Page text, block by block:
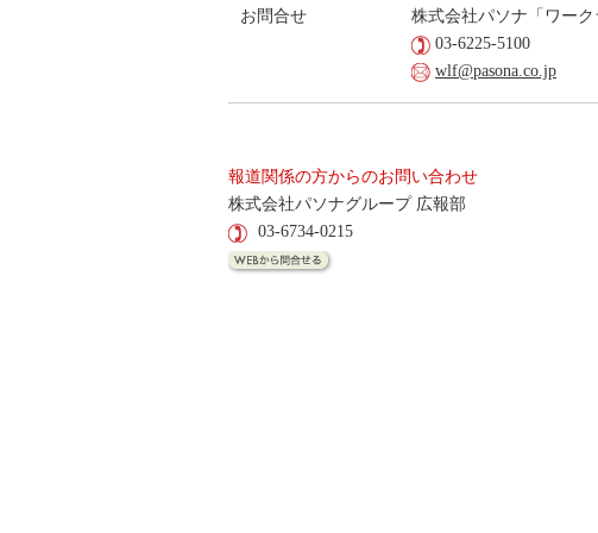
お問合せ
株式会社パソナ「ワー
03-6225-5100
wlf@pasona.co.jp
報道関係の方からのお問い合わせ
株式会社パソナグループ 広報部
03-6734-0215